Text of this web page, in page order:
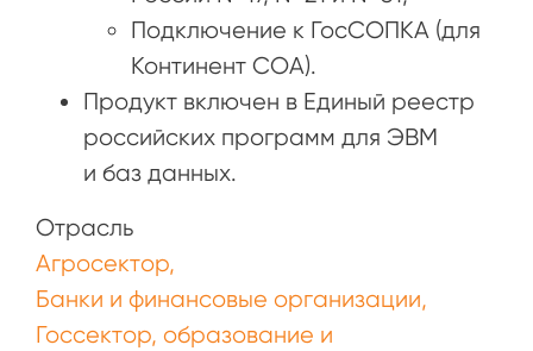
Подключение к ГосСОПКА (для
Континент СОА).
Продукт включен в Единый реестр
российских программ для ЭВМ
и баз данных.
Отрасль
Агросектор
Банки и финансовые организации
Госсектор, образование и